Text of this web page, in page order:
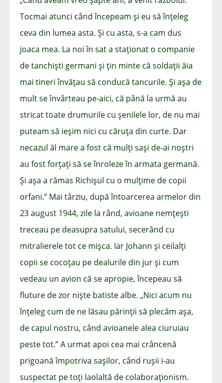
Tocmai atunci când începeam și eu să înțeleg
ceva din lumea asta. Și cu asta, s-a cam dus
joaca mea. La noi în sat a staționat o companie
de tanchiști germani și țin minte că soldații ăia
mai tineri învățau să conducă tancurile. Și așa de
mult se învârteau pe-aici, că până la urmă au
stricat toate drumurile cu șenilele lor, de nu mai
puteam să ieșim nici cu căruța din curte. Dar
necazul ăl mare a fost că mulți sași de-ai noștri
au fost forțați să se înroleze în armata germană.
Și așa a rămas Richișul cu o mulțime de copii
orfani.” Mai târziu, după întoarcerea armelor din
23 august 1944, zile la rând, avioane nemțești
treceau pe deasupra satului, secerând cu
mitralierele tot ce mișca. Iar Johann și ceilalți
copii se cocoțau pe dealurile din jur și cum
vedeau un avion că se apropie, începeau să
fluture de zor niște batiste albe. „Nici acum nu
înțeleg cum de ne lăsau părinții să plecăm așa,
de capul nostru, când avioanele alea ciuruiau
peste tot.” A urmat apoi cea mai crâncenă
prigoană împotriva sașilor, când rușii i-au
suspectat pe toți laolaltă de colaboraționism.